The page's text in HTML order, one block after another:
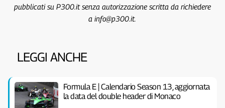
pubblicati su P300.it senza autorizzazione scritta da richiedere
a info@p300.it.
LEGGI ANCHE
Formula E | Calendario Season 13, aggiornata
la data del double header di Monaco